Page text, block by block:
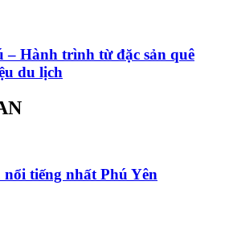
– Hành trình từ đặc sản quê
du lịch
nổi tiếng nhất Phú Yên